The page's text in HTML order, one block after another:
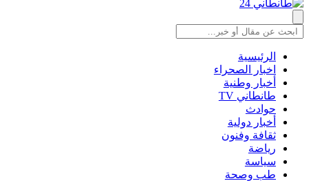
الرئيسية
اخبار الصحراء
أخبار وطنية
طانطاني TV
حوادث
أخبار دولية
ثقافة وفنون
رياضة
سياسة
طب وصحة